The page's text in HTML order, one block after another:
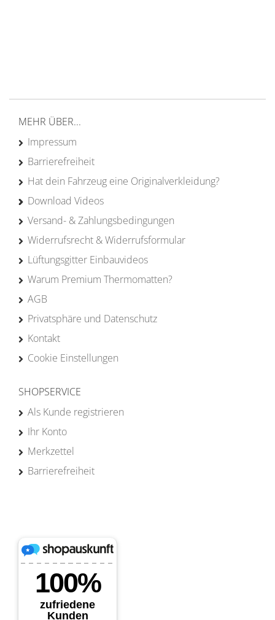
MEHR ÜBER...
Impressum
Barrierefreiheit
Hat dein Fahrzeug eine Originalverkleidung?
Download Videos
Versand- & Zahlungsbedingungen
Widerrufsrecht & Widerrufsformular
Lüftungsgitter Einbauvideos
Warum Premium Thermomatten?
AGB
Privatsphäre und Datenschutz
Kontakt
Cookie Einstellungen
SHOPSERVICE
Als Kunde registrieren
Ihr Konto
Merkzettel
Barrierefreiheit